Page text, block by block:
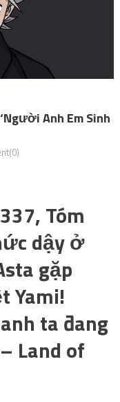
Anh Em Sinh
Tóm
dậy ở
gặp
Yami!
ta đang
Land of